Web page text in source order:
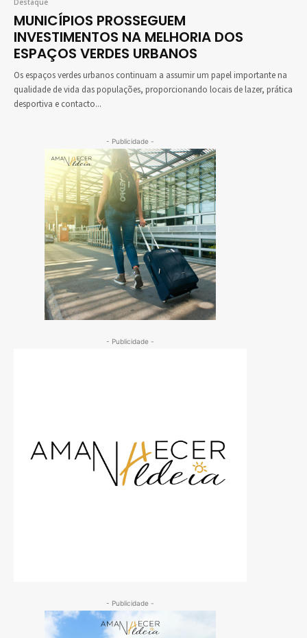
Destaque
MUNICÍPIOS PROSSEGUEM
INVESTIMENTOS NA MELHORIA DOS
ESPAÇOS VERDES URBANOS
Os espaços verdes urbanos continuam a assumir um papel importante na
qualidade de vida das populações, proporcionando locais de lazer, prática
desportiva e contacto...
- Publicidade -
- Publicidade -
- Publicidade -